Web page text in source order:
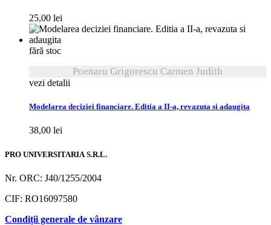
25,00 lei
fără stoc
Poenaru Grigorescu Carmen Judith
vezi detalii
Modelarea deciziei financiare. Editia a II-a, revazuta si adaugita
38,00 lei
PRO UNIVERSITARIA S.R.L.
Nr. ORC: J40/1255/2004
CIF: RO16097580
Condiții generale de vânzare